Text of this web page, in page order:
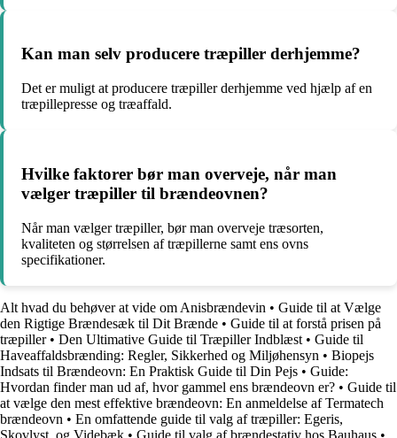
Kan man selv producere træpiller derhjemme?
Det er muligt at producere træpiller derhjemme ved hjælp af en
træpillepresse og træaffald.
Hvilke faktorer bør man overveje, når man
vælger træpiller til brændeovnen?
Når man vælger træpiller, bør man overveje træsorten,
kvaliteten og størrelsen af træpillerne samt ens ovns
specifikationer.
Alt hvad du behøver at vide om Anisbrændevin • Guide til at Vælge
den Rigtige Brændesæk til Dit Brænde • Guide til at forstå prisen på
træpiller• Den Ultimative Guide til Træpiller Indblæst • Guide til
Haveaffaldsbrænding: Regler, Sikkerhed og Miljøhensyn • Biopejs
Indsats til Brændeovn: En Praktisk Guide til Din Pejs • Guide:
Hvordan finder man ud af, hvor gammel ens brændeovn er? • Guide til
at vælge den mest effektive brændeovn: En anmeldelse af Termatech
brændeovn • En omfattende guide til valg af træpiller: Egeris,
Skovlyst, og Videbæk • Guide til valg af brændestativ hos Bauhaus •